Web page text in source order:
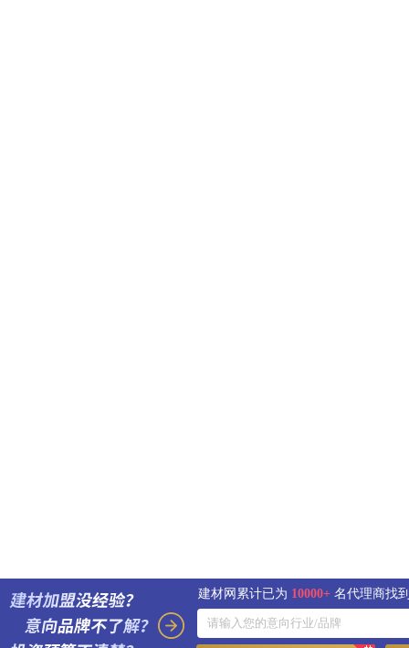
建材网累计已为 10000+ 名代理商找